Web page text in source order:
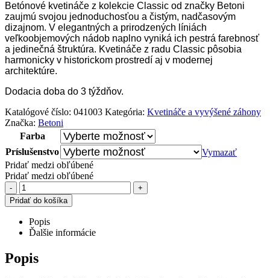
621,00 €
through
688,00 €
Betónové kvetináče z kolekcie Classic od značky Betoni
zaujmú svojou jednoduchosťou a čistým, nadčasovým
dizajnom. V elegantných a prirodzených líniách
veľkoobjemových nádob naplno vyniká ich pestrá farebnosť
a jedinečná štruktúra. Kvetináče z radu Classic pôsobia
harmonicky v historickom prostredí aj v modernej
architektúre.
Dodacia doba do 3 týždňov.
Katalógové číslo: 041003 Kategória: Kvetináče a vyvýšené záhony
Značka: Betoni
Farba
Príslušenstvo
Vymazať
Pridať medzi obľúbené
Pridať medzi obľúbené
-
+
Pridať do košíka
Popis
Ďalšie informácie
Popis